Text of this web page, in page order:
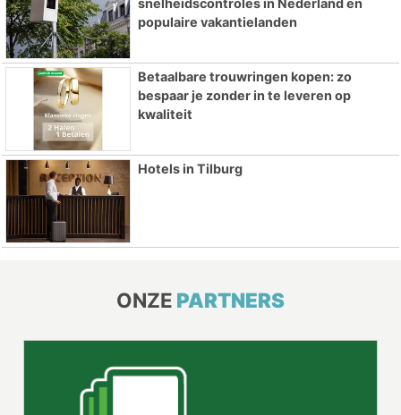
snelheidscontroles in Nederland en
populaire vakantielanden
Betaalbare trouwringen kopen: zo
bespaar je zonder in te leveren op
kwaliteit
Hotels in Tilburg
ONZE PARTNERS